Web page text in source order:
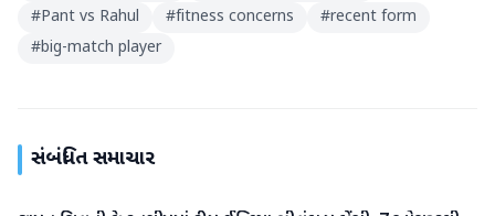
#Pant vs Rahul #fitness concerns #recent form
#big-match player
સંબંધિત સમાચાર